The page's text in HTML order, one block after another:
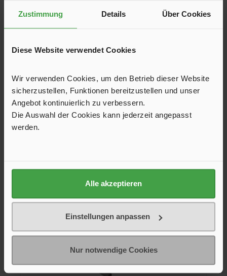
Zustimmung Details Über Cookies
Diese Website verwendet Cookies
Wir verwenden Cookies, um den Betrieb dieser Website
sicherzustellen, Funktionen bereitzustellen und unser
Angebot kontinuierlich zu verbessern.
Die Auswahl der Cookies kann jederzeit angepasst
werden.
Alle akzeptieren
Einstellungen anpassen
Nur notwendige Cookies
Lösen sich im durchfließenden Wasser auf. Das Shampoo-
Stäbchen wird in den Griff der Autowaschbürste gesteckt
Details